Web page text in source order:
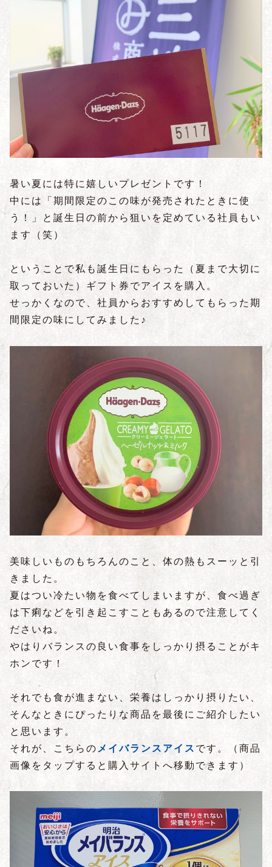
暑い夏には特に嬉しいプレゼントです！
中には「期間限定のこの味が発売されたときに使
う！」と誕生日の前から狙いを定めている社員もい
ます（笑）
ということで私も誕生日にもらった（夏まで大切に
取っておいた）ギフト券でアイスを購入。
せっかくなので、社員からおすすめしてもらった期
間限定の味にしてみました♪
美味しいものもちろんのこと、体の熱もスーッと引
きました。
夏はつい冷たい物を食べてしまいますが、食べ過ぎ
は下痢などを引き起こすこともあるので注意してく
ださいね。
やはりバランスの良い食事をしっかり摂ることがキ
ホンです！
それでも食が進まない、栄養はしっかり摂りたい、
そんなときにぴったりな商品を最後にご紹介したい
と思います。
それが、こちらの メイバランスアイス です。
（商品
画像をタップすると購入サイトへ移動できます）